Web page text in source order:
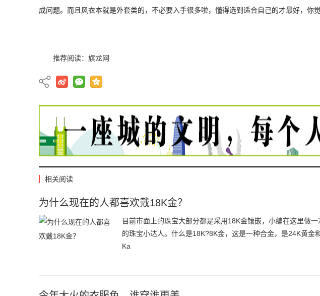
成问题。而且风衣本就是外套类的，不必要入手很多啦，懂得选到适合自己的才最好，你觉
推荐阅读： 旗龙网
相关阅读
为什么现在的人都喜欢戴18K金？
目前市面上的珠宝大部分都是采用18K金镶嵌，小编在这里做
的珠宝小达人。什么是18K?8K金，这是一种合金，是24K黄金
Ka